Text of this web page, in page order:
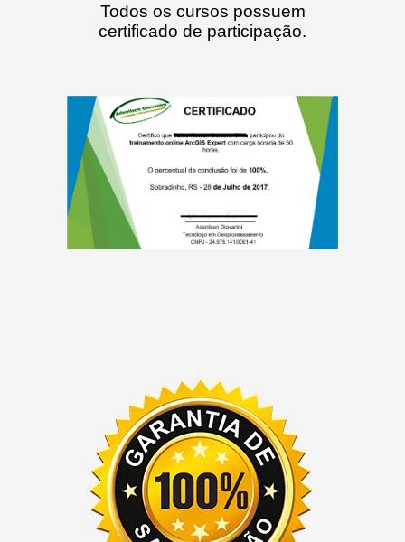
Todos os cursos possuem
certificado de participação.